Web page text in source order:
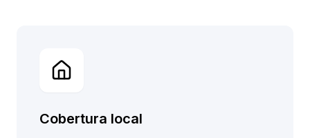
Cobertura local